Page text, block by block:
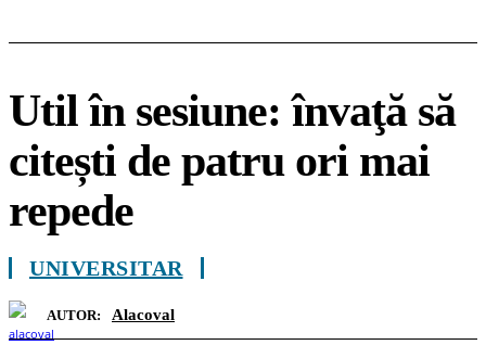
Util în sesiune: învaţă să
citești de patru ori mai
repede
UNIVERSITAR
AUTOR: Alacoval